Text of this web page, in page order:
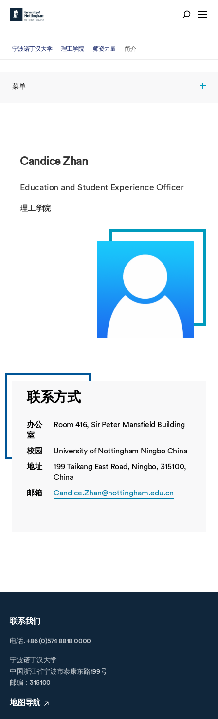
宁波诺丁汉大学 理工学院 师资力量 简介
菜单
Candice Zhan
Education and Student Experience Officer
理工学院
联系方式
办公
室
Room 416, Sir Peter Mansfield Building
校园
University of Nottingham Ningbo China
地址
199 Taikang East Road, Ningbo, 315100,
China
邮箱
Candice.Zhan@nottingham.edu.cn
联系我们
电话. +86 (0)574 8818 0000
宁波诺丁汉大学
中国浙江省宁波市泰康东路199号
邮编：315100
地图导航